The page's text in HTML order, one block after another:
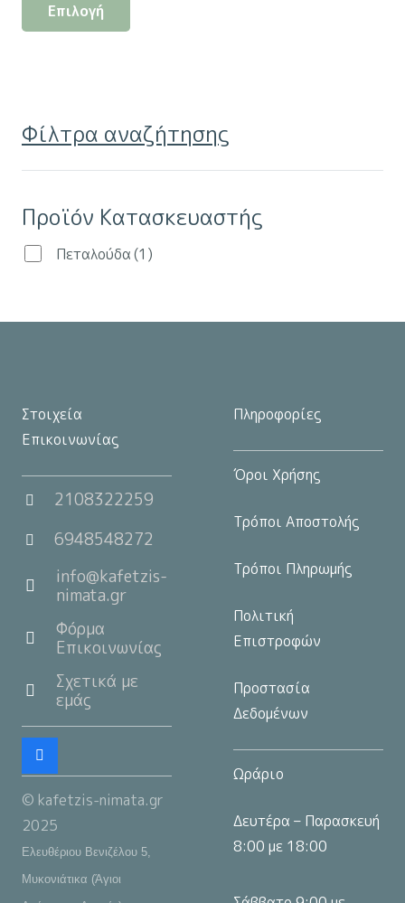
Επιλογή
Οι
επιλογές
να
επιλεγούν
του
Φίλτρα αναζήτησης
Προϊόν Κατασκευαστής
Πεταλούδα(1)
Στοιχεία
Επικοινωνίας
2108322259
6948548272
info@kafetzis-
nimata.gr
Φόρμα
Επικοινωνίας
Σχετικά με
εμάς
© kafetzis-nimata.gr
2025
Ελευθέριου Βενιζέλου 5,
Μυκονιάτικα (Άγιοι
Πληροφορίες
Όροι Χρήσης
Τρόποι Αποστολής
Τρόποι Πληρωμής
Πολιτική
Επιστροφών
Προστασία
Δεδομένων
Ωράριο
Δευτέρα – Παρασκευή
8:00 με 18:00